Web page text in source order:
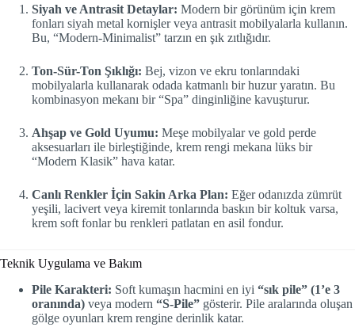
Siyah ve Antrasit Detaylar: Modern bir görünüm için krem
fonları siyah metal kornişler veya antrasit mobilyalarla kullanın.
Bu, “Modern-Minimalist” tarzın en şık zıtlığıdır.
Ton-Sür-Ton Şıklığı: Bej, vizon ve ekru tonlarındaki
mobilyalarla kullanarak odada katmanlı bir huzur yaratın. Bu
kombinasyon mekanı bir “Spa” dinginliğine kavuşturur.
Ahşap ve Gold Uyumu: Meşe mobilyalar ve gold perde
aksesuarları ile birleştiğinde, krem rengi mekana lüks bir
“Modern Klasik” hava katar.
Canlı Renkler İçin Sakin Arka Plan: Eğer odanızda zümrüt
yeşili, lacivert veya kiremit tonlarında baskın bir koltuk varsa,
krem soft fonlar bu renkleri patlatan en asil fondur.
Teknik Uygulama ve Bakım
Pile Karakteri: Soft kumaşın hacmini en iyi “sık pile” (1’e 3
oranında) veya modern “S-Pile” gösterir. Pile aralarında oluşan
gölge oyunları krem rengine derinlik katar.